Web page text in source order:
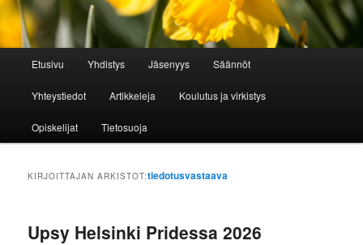
Etusivu Yhdistys Jäsenyys Säännöt
Yhteystiedot Artikkeleja Koulutus ja virkistys
Opiskelijat Tietosuoja
KIRJOITTAJAN ARKISTOT:tiedotusvastaava
Upsy Helsinki Pridessa 2026